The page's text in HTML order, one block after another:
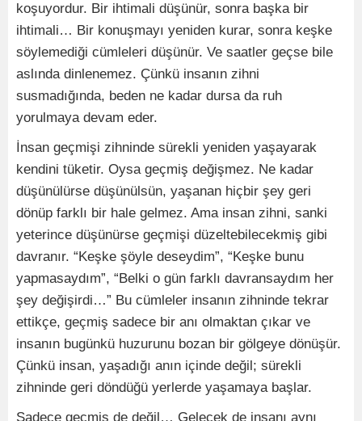
koşuyordur. Bir ihtimali düşünür, sonra başka bir
ihtimali… Bir konuşmayı yeniden kurar, sonra keşke
söylemediği cümleleri düşünür. Ve saatler geçse bile
aslında dinlenemez. Çünkü insanın zihni
susmadığında, beden ne kadar dursa da ruh
yorulmaya devam eder.
İnsan geçmişi zihninde sürekli yeniden yaşayarak
kendini tüketir. Oysa geçmiş değişmez. Ne kadar
düşünülürse düşünülsün, yaşanan hiçbir şey geri
dönüp farklı bir hale gelmez. Ama insan zihni, sanki
yeterince düşünürse geçmişi düzeltebilecekmiş gibi
davranır. “Keşke şöyle deseydim”, “Keşke bunu
yapmasaydım”, “Belki o gün farklı davransaydım her
şey değişirdi…” Bu cümleler insanın zihninde tekrar
ettikçe, geçmiş sadece bir anı olmaktan çıkar ve
insanın bugünkü huzurunu bozan bir gölgeye dönüşür.
Çünkü insan, yaşadığı anın içinde değil; sürekli
zihninde geri döndüğü yerlerde yaşamaya başlar.
Sadece geçmiş de değil… Gelecek de insanı aynı